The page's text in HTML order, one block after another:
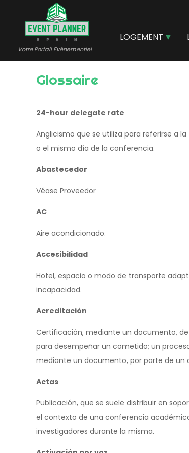
contenu
principal
Votre Portail Evénementiel
LOGEMENT
Glossaire
24-hour delegate rate
Anglicismo que se utiliza para referirse a
o el mismo día de la conferencia.
Abastecedor
Véase Proveedor
AC
Aire acondicionado.
Accesibilidad
Hotel, espacio o modo de transporte
incapacidad.
Acreditación
Certificación, mediante un documento,
para desempeñar un cometido; un
mediante un documento, por parte de un
Actas
Publicación, que se suele distribuir en
el contexto de una conferencia
investigadores durante la misma.